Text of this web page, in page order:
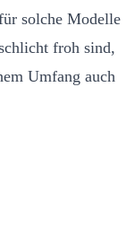
solche Modelle
froh sind,
Umfang auch